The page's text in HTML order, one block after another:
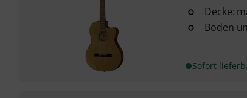
Decke:
Boden
Sofort